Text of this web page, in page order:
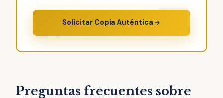
Solicitar Copia Auténtica
Preguntas frecuentes sobre